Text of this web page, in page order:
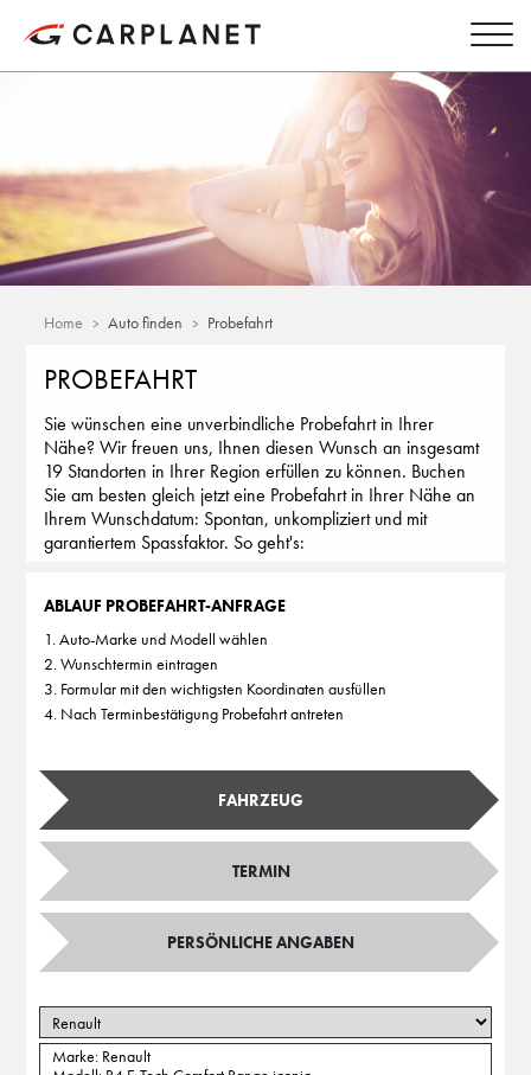
Home Auto finden Probefahrt
PROBEFAHRT
Sie wünschen eine unverbindliche Probefahrt in Ihrer
Nähe? Wir freuen uns, Ihnen diesen Wunsch an insgesamt
19 Standorten in Ihrer Region erfüllen zu können. Buchen
Sie am besten gleich jetzt eine Probefahrt in Ihrer Nähe an
Ihrem Wunschdatum: Spontan, unkompliziert und mit
garantiertem Spassfaktor. So geht's:
ABLAUF PROBEFAHRT-ANFRAGE
1. Auto-Marke und Modell wählen
2. Wunschtermin eintragen
3. Formular mit den wichtigsten Koordinaten ausfüllen
4. Nach Terminbestätigung Probefahrt antreten
FAHRZEUG
TERMIN
PERSÖNLICHE ANGABEN